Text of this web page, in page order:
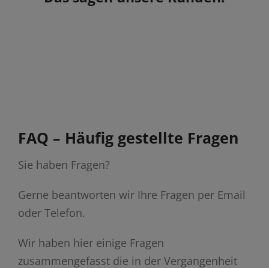
FAQ – Häufig gestellte Fragen
Sie haben Fragen?
Gerne beantworten wir Ihre Fragen per Email
oder Telefon.
Wir haben hier einige Fragen
zusammengefasst die in der Vergangenheit